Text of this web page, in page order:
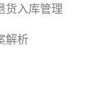
货入库管理
解析